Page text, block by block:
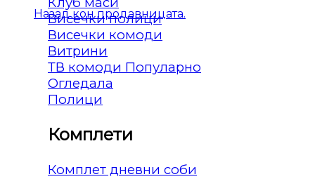
Назад кон продавницата.
Висечки полици
Висечки комоди
Витрини
ТВ комоди
Огледала
Полици
Комплети
Комплет дневни соби